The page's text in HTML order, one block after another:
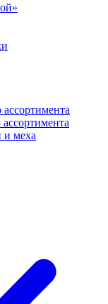
ассортимента
и меха